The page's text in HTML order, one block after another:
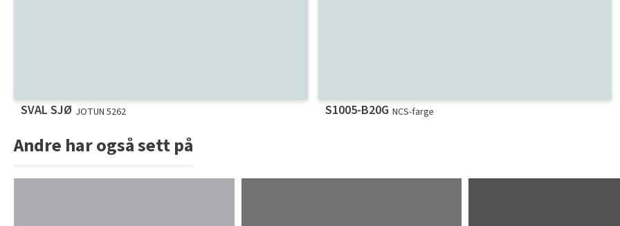
SVAL SJØ JOTUN 5262 S1005-B20G NCS-farge
Andre har også sett på